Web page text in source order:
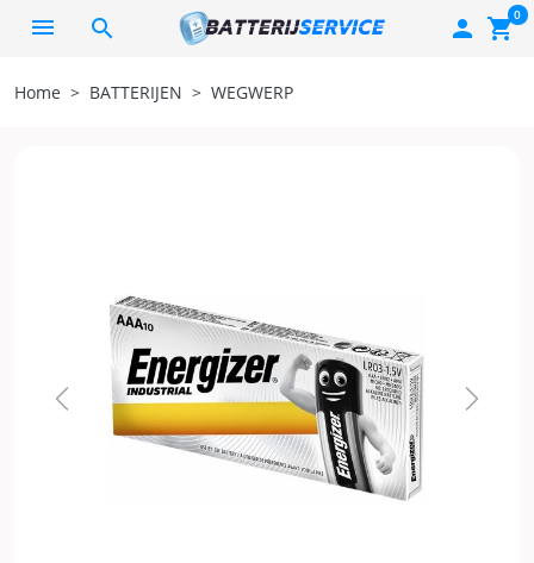
search  shopping_cart0
Home BATTERIJEN WEGWERP
Previous Next